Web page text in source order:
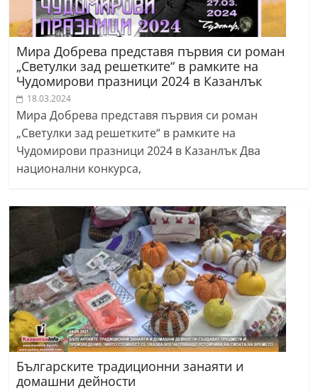
Мира Добрева представя първия си роман
„Светулки зад решетките“ в рамките на
Чудомирови празници 2024 в Казанлък
18.03.2024
Мира Добрева представя първия си роман
„Светулки зад решетките“ в рамките на
Чудомирови празници 2024 в Казанлък Два
национални конкурса,
Българските традиционни занаяти и
домашни дейности